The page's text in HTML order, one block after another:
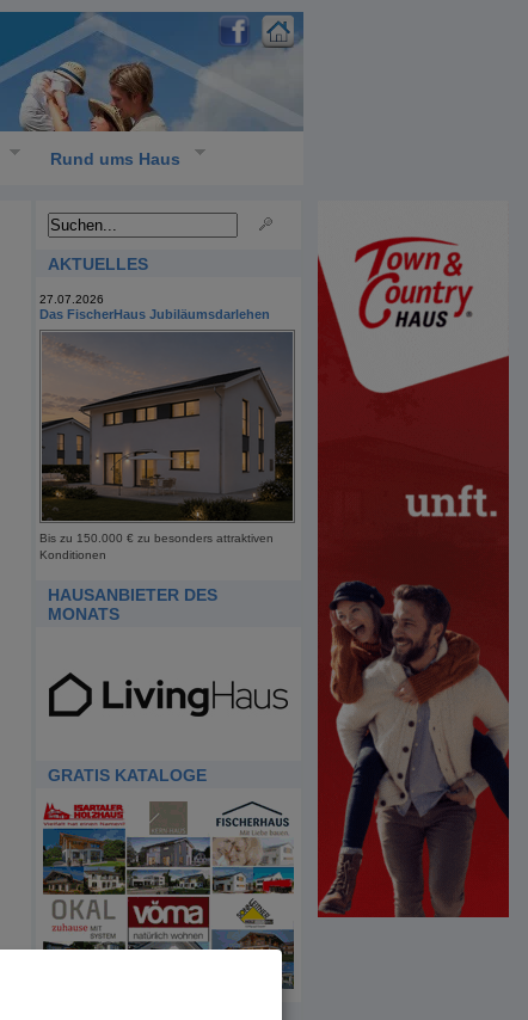
Rund ums Haus
AKTUELLES
27.07.2026
Das FischerHaus Jubiläumsdarlehen
Bis zu 150.000 € zu besonders attraktiven
Konditionen
HAUSANBIETER DES
MONATS
GRATIS KATALOGE